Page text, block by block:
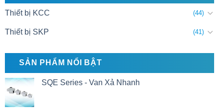
Thiết bị KCC (44)
Thiết bị SKP (41)
SẢN PHẨM NỔI BẬT
SQE Series - Van Xả Nhanh